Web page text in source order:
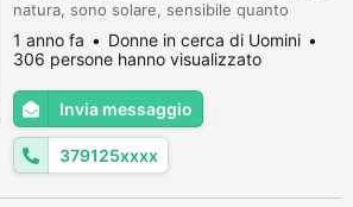
natura, sono solare, sensibile quanto
determinata, rispetto ed educazione in
primis, desidero un uomo con i miei stessi
requisiti, escursioni, passeggiare, mare,
gite e uscite con amici, adoro l'uomo
presente e premuroso, no perditempo vivo
a Verona, ma sono disposta a trasferi...
1 anno fa
Donne in cerca di Uomini
306 persone hanno visualizzato
Invia messaggio
379125xxxx